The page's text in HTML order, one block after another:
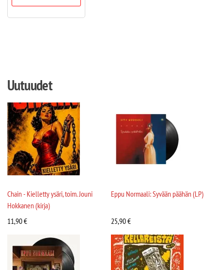
Uutuudet
Chain - Kielletty ysäri, toim. Jouni
Hokkanen (kirja)
11,90€
Eppu Normaali: Syvään päähän (LP)
25,90€